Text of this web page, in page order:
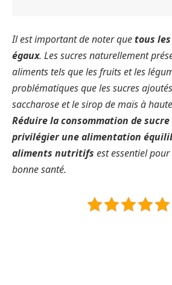
Il est important de noter quetous
égaux. Les sucres naturellement
aliments tels que les fruits et les
problématiques que les sucres
saccharose et le sirop de maïs à
Réduire la consommation de
privilégier une alimentation
aliments nutritifs est essentiel
bonne santé.